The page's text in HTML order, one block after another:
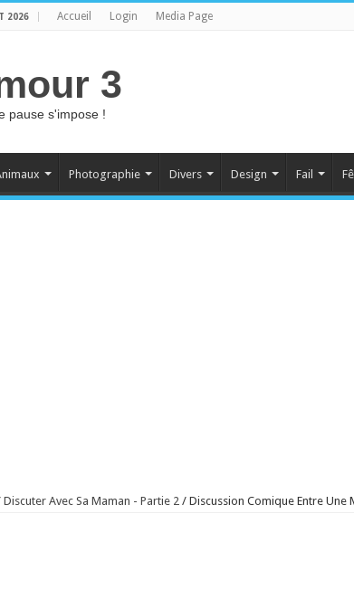
2026 Accueil Login Media Page
3
pause s'impose !
Photographie Divers Design Fail
Discuter Avec Sa Maman - Partie 2 / Discussion Comique Entre Une